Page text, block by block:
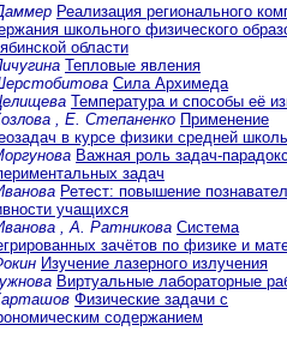
Реализация регионального
школьного физического
области
Тепловые явления
Сила Архимеда
Температура и способы её
, Е. Степаненко Применение
в курсе физики средней
Важная роль задач-
задач
Ретест: повышение
учащихся
, А. Ратникова Система
зачётов по физике и
Изучение лазерного излучения
Виртуальные лабораторные
Физические задачи с
содержанием